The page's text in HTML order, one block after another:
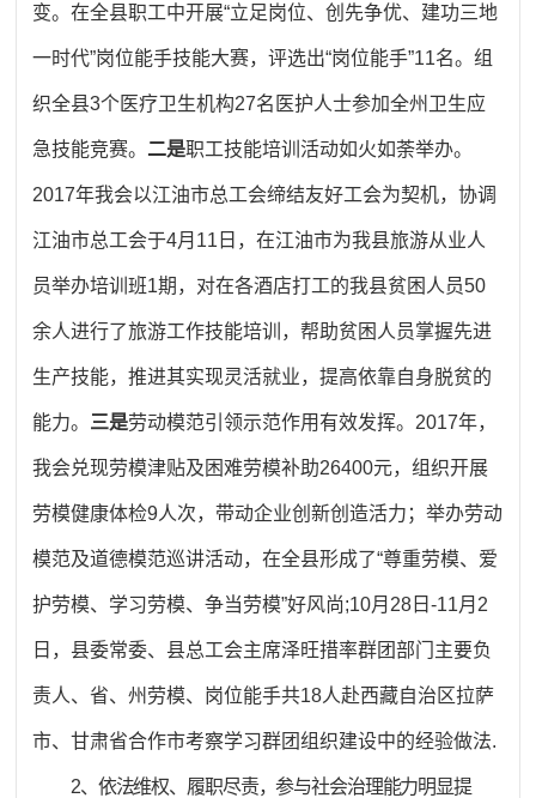
变。在全县职工中开展“立足岗位、创先争优、建功三地
一时代”岗位能手技能大赛，评选出“岗位能手”11名。组
织全县3个医疗卫生机构27名医护人士参加全州卫生应
急技能竞赛。 二是职工技能培训活动如火如荼举办。
2017年我会以江油市总工会缔结友好工会为契机，协调
江油市总工会于4月11日，在江油市为我县旅游从业人
员举办培训班1期，对在各酒店打工的我县贫困人员50
余人进行了旅游工作技能培训，帮助贫困人员掌握先进
生产技能，推进其实现灵活就业，提高依靠自身脱贫的
能力。 三是劳动模范引领示范作用有效发挥。2017年，
我会兑现劳模津贴及困难劳模补助26400元，组织开展
劳模健康体检9人次，带动企业创新创造活力；举办劳动
模范及道德模范巡讲活动，在全县形成了“尊重劳模、爱
护劳模、学习劳模、争当劳模”好风尚;10月28日-11月2
日，县委常委、县总工会主席泽旺措率群团部门主要负
责人、省、州劳模、岗位能手共18人赴西藏自治区拉萨
市、甘肃省合作市考察学习群团组织建设中的经验做法.
2、依法维权、履职尽责，参与社会治理能力明显提